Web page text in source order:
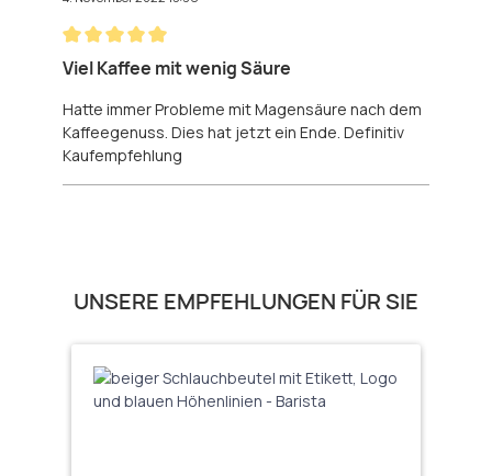
Bewertung mit 5 von 5 Sternen
Viel Kaffee mit wenig Säure
Hatte immer Probleme mit Magensäure nach dem
Kaffeegenuss. Dies hat jetzt ein Ende. Definitiv
Kaufempfehlung
Produktgalerie überspringen
UNSERE EMPFEHLUNGEN FÜR SIE